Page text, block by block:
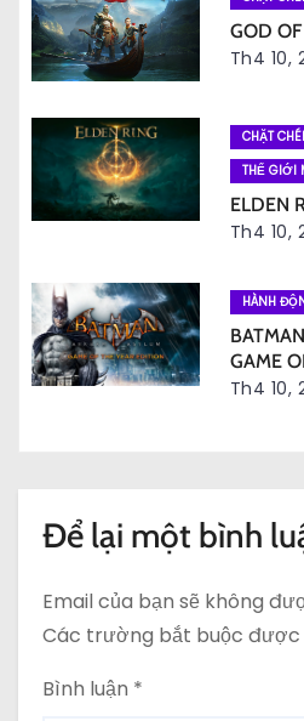
à
i
v
i
ế
t
GOD
Th4 10,
CHẶT
THẾ GIỚI
ELDEN
Th4 10,
HÀNH
GAME
Th4 10,
Để lại một bình
Email của bạn sẽ không
Các trường bắt buộc được
Bình luận *